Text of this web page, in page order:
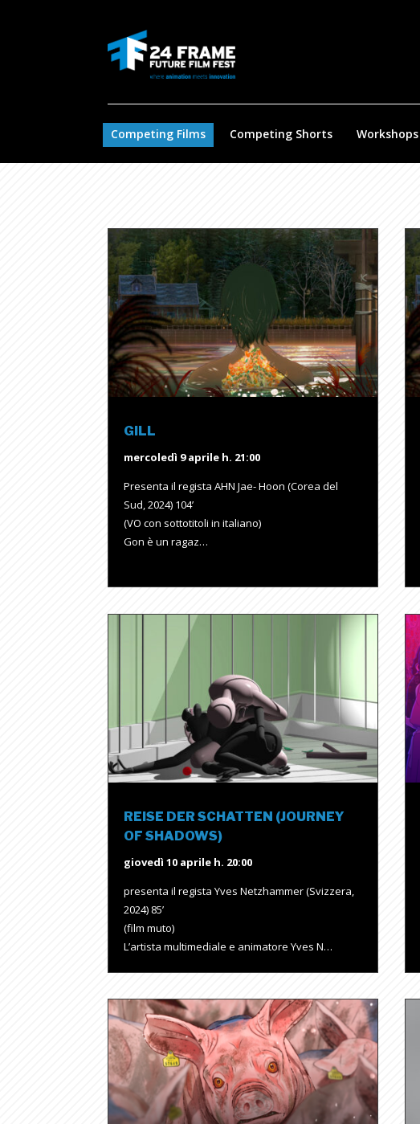
Competing Films​ Competing Shorts Workshops
GILL
mercoledì 9 aprile h. 21:00
Presenta il regista AHN Jae- Hoon (Corea del
Sud, 2024) 104’
(VO con sottotitoli in italiano)
Gon è un ragaz…
REISE DER SCHATTEN (JOURNEY
OF SHADOWS)
giovedì 10 aprile h. 20:00
presenta il regista Yves Netzhammer (Svizzera,
2024) 85’
(film muto)
L’artista multimediale e animatore Yves N…